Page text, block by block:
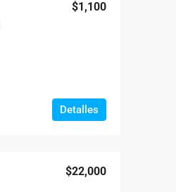
$1,100
Detalles
$22,000